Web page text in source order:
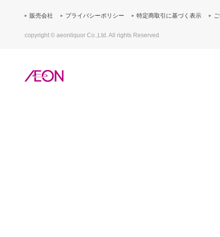
販売会社 プライバシーポリシー 特定商取引に基づく表示
copyright © aeonliquor Co.,Ltd. All rights Reserved.